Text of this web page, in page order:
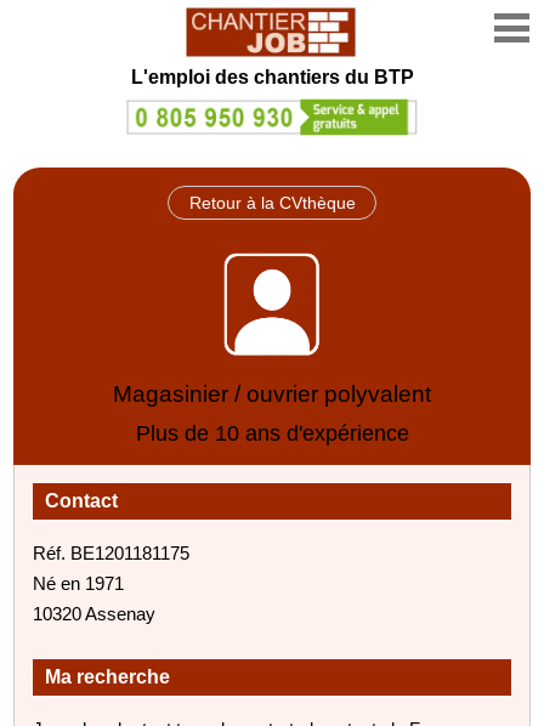
L'emploi des chantiers du BTP
Retour à la CVthèque
Magasinier / ouvrier polyvalent
Plus de 10 ans d'expérience
Contact
Réf. BE1201181175
Né en 1971
10320 Assenay
Ma recherche